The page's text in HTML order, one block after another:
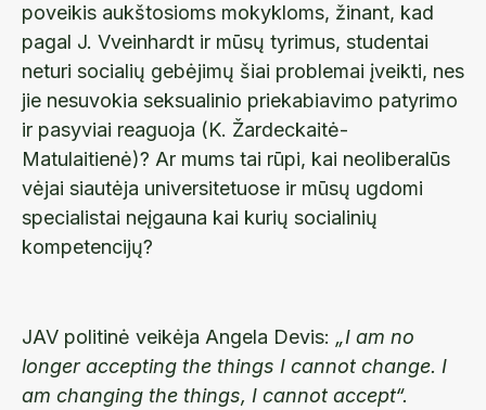
poveikis aukštosioms mokykloms, žinant, kad
pagal J. Vveinhardt ir mūsų tyrimus, studentai
neturi socialių gebėjimų šiai problemai įveikti, nes
jie nesuvokia seksualinio priekabiavimo patyrimo
ir pasyviai reaguoja (K. Žardeckaitė-
Matulaitienė)? Ar mums tai rūpi, kai neoliberalūs
vėjai siautėja universitetuose ir mūsų ugdomi
specialistai neįgauna kai kurių socialinių
kompetencijų?
JAV politinė veikėja Angela Devis: „I am no
longer accepting the things I cannot change. I
am changing the things, I cannot accept“.